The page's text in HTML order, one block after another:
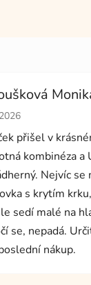
obchodu je
přišel v
kombinéza a
Nejvíc se
s krytím
sedí malé na
se, nepadá.
nákup.